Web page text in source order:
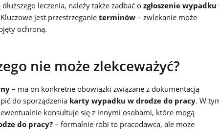
leczenia, należy także zadbać o zgłoszenie wypadku
jest przestrzeganie terminów – zwlekanie może
ochroną.
nie może zlekceważyć?
– ma on konkretne obowiązki związane z dokumentacją
do sporządzenia karty wypadku w drodze do pracy. W
konsultuje się z innymi osobami, które mogą
do pracy?– formalnie robi to pracodawca, ale może